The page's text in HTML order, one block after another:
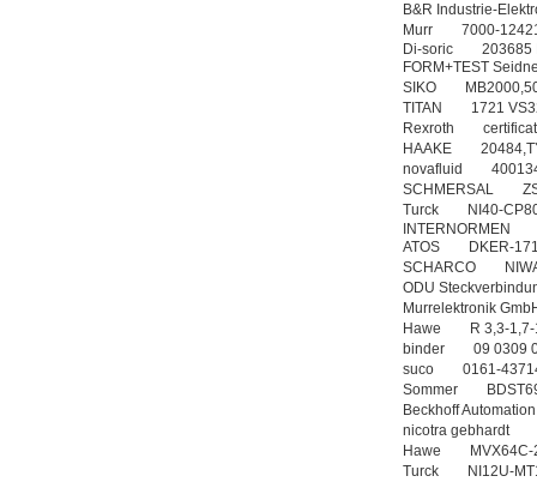
B&R Industrie-
Murr 7000-
Di-soric 203685
FORM+TEST
SIKO
TITAN 1721
Rexroth
HAAKE
novafluid
SCHMERSAL
Turck NI40-
ATOS DKER-
SCHARCO NIWA
ODU
Murrelektronik
Hawe R 3,3-1,7-
binder 09 0309
suco 0161-
Sommer
Beckhoff
nicotra gebhardt
Hawe MVX64C-
Turck NI12U-